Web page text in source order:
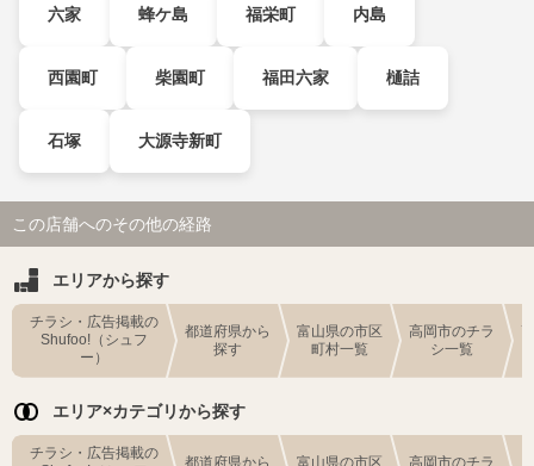
六家 蜂ケ島 福栄町 内島
西園町 柴園町 福田六家 樋詰
石塚 大源寺新町
この店舗へのその他の経路
エリアから探す
チラシ・広告掲載の
Shufoo!（シュフ
ー）
都道府県から
探す
富山県の市区
町村一覧
高岡市のチラ
シ一覧
エリア×カテゴリから探す
チラシ・広告掲載の
都道府県から
富山県の市区
高岡市のチラ